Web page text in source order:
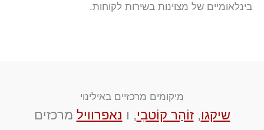
בינלאומיים של מצוינות בשירות לקוחות.
מיקומים מרכזיים באילינוי
שיקגו,זוֹהַר קוֹטבִי, ו נאפרוויל מרכזים